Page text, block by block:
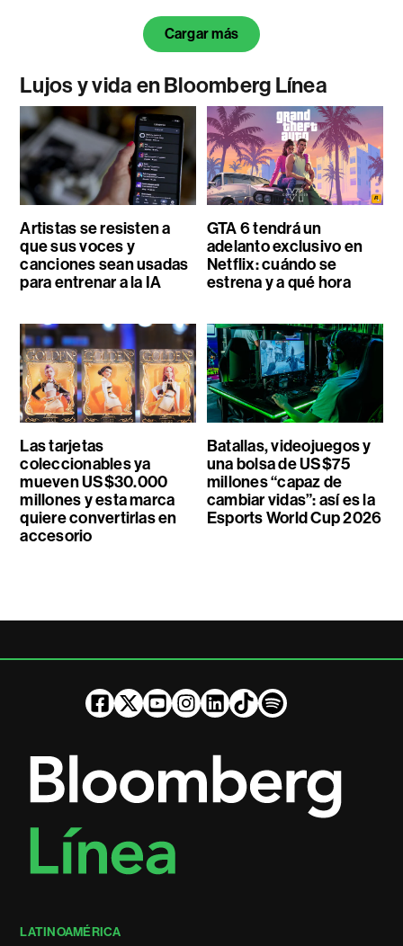
Cargar más
Lujos y vida en Bloomberg Línea
Artistas se resisten a
que sus voces y
canciones sean usadas
para entrenar a la IA
GTA 6 tendrá un
adelanto exclusivo en
Netflix: cuándo se
estrena y a qué hora
Las tarjetas
coleccionables ya
mueven US$30.000
millones y esta marca
quiere convertirlas en
accesorio
Batallas, videojuegos y
una bolsa de US$75
millones “capaz de
cambiar vidas”: así es la
Esports World Cup 2026
LATINOAMÉRICA